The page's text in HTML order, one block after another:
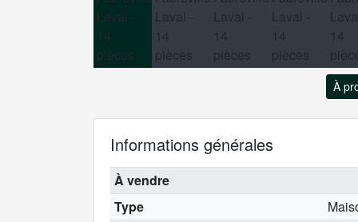
À
Informations générales
À vendre
Type